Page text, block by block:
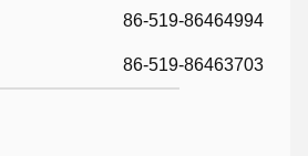
86-519-86464994
86-519-86463703